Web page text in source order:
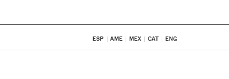
ESP AME MEX CAT ENG